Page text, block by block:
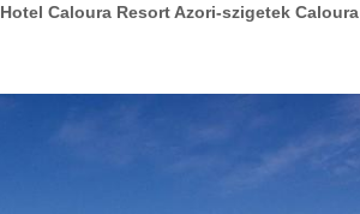
Hotel Caloura Resort Azori-szigetek Caloura